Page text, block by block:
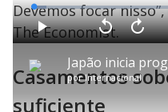
Devemos focar
The Economist.
porInternacional
P V
l
a
r
A
n
ç
a
L
o
a
d
e
5
.
1
%
Casamentos
suficiente